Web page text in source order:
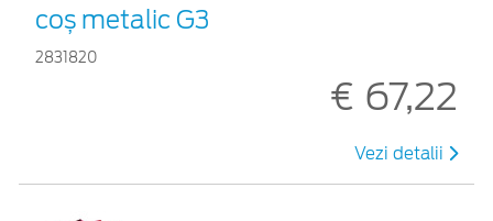
coș metalic G3
2831820
€ 67,22
Vezi detalii